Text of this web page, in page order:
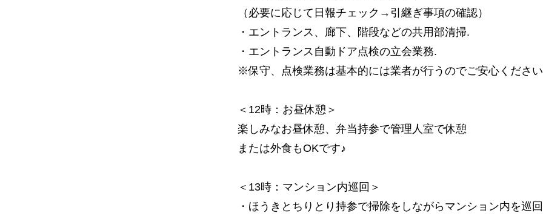
（必要に応じて日報チェック→引継ぎ事項の確認）
・エントランス、廊下、階段などの共用部清掃.
・エントランス自動ドア点検の立会業務.
※保守、点検業務は基本的には業者が行うのでご安心くださ
＜12時：お昼休憩＞
楽しみなお昼休憩、弁当持参で管理人室で休憩
または外食もOKです♪
＜13時：マンション内巡回＞
・ほうきとちりとり持参で掃除をしながらマンション内を巡